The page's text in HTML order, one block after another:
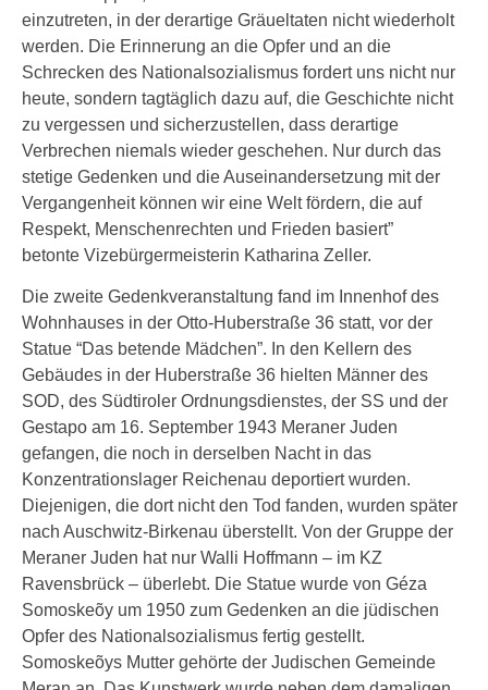
einzutreten, in der derartige Gräueltaten nicht wiederholt
werden. Die Erinnerung an die Opfer und an die
Schrecken des Nationalsozialismus fordert uns nicht nur
heute, sondern tagtäglich dazu auf, die Geschichte nicht
zu vergessen und sicherzustellen, dass derartige
Verbrechen niemals wieder geschehen. Nur durch das
stetige Gedenken und die Auseinandersetzung mit der
Vergangenheit können wir eine Welt fördern, die auf
Respekt, Menschenrechten und Frieden basiert”
betonte Vizebürgermeisterin Katharina Zeller.
Die zweite Gedenkveranstaltung fand im Innenhof des
Wohnhauses in der Otto-Huberstraße 36 statt, vor der
Statue “Das betende Mädchen”. In den Kellern des
Gebäudes in der Huberstraße 36 hielten Männer des
SOD, des Südtiroler Ordnungsdienstes, der SS und der
Gestapo am 16. September 1943 Meraner Juden
gefangen, die noch in derselben Nacht in das
Konzentrationslager Reichenau deportiert wurden.
Diejenigen, die dort nicht den Tod fanden, wurden später
nach Auschwitz-Birkenau überstellt. Von der Gruppe der
Meraner Juden hat nur Walli Hoffmann – im KZ
Ravensbrück – überlebt. Die Statue wurde von Géza
Somoskeõy um 1950 zum Gedenken an die jüdischen
Opfer des Nationalsozialismus fertig gestellt.
Somoskeõys Mutter gehörte der Judischen Gemeinde